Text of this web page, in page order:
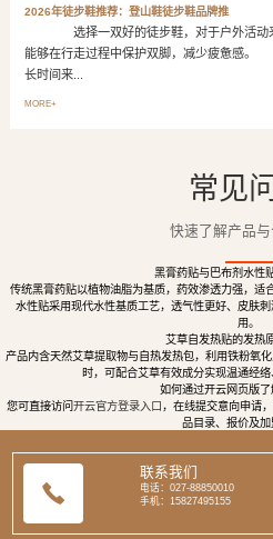
2026年徒步鞋推荐：登山鞋徒步鞋品牌推
选择一双好的徒步鞋，对于户外活动来
能够在行走过程中保护双脚，减少疲惫感
长时间来...
MORE+
常见
快速了解产品
黑膏药贴与巴布剂水性
传统黑膏药贴以植物油脂为基质，药效渗透力强，适
水性贴采用现代水性基质工艺，透气性更好、皮肤
用。
艾草自发热贴的发热
产品内含天然艾草提取物与自热发热包，利用铁粉氧
时，可配合艾草有效成分实现温通经络
如何通过开云网页版了
您可直接访问 开云官方登录入口，在线提交意向申请
品目录、报价及加
联系我们
电话：027-88850010
手机：15827495155